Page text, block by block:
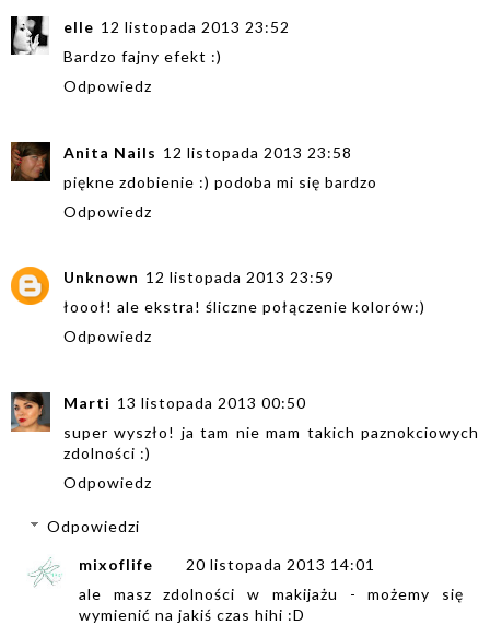
elle 12 listopada 2013 23:52
Bardzo fajny efekt :)
Odpowiedz
Anita Nails 12 listopada 2013 23:58
piękne zdobienie :) podoba mi się bardzo
Odpowiedz
Unknown 12 listopada 2013 23:59
łoooł! ale ekstra! śliczne połączenie kolorów:)
Odpowiedz
Marti 13 listopada 2013 00:50
super wyszło! ja tam nie mam takich paznokciowych
zdolności :)
Odpowiedz
Odpowiedzi
mixoflife
20 listopada 2013 14:01
ale masz zdolności w makijażu - możemy się
wymienić na jakiś czas hihi :D